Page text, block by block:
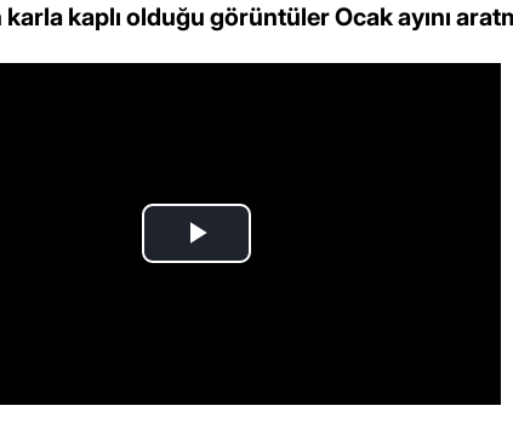
kaplı olduğu görüntüler Ocak ayını